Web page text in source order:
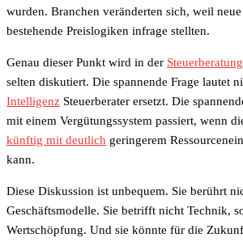
wurden. Branchen veränderten sich, weil
bestehende Preislogiken infrage stellten.
Genau dieser Punkt wird in der Steuerberatung
selten diskutiert. Die spannende Frage lautet
Intelligenz Steuerberater ersetzt. Die
mit einem Vergütungssystem passiert, wenn
künftig mit deutlich geringerem
kann.
Diese Diskussion ist unbequem. Sie berührt
Geschäftsmodelle. Sie betrifft nicht Technik,
Wertschöpfung. Und sie könnte für die